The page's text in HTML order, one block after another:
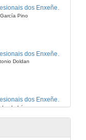
AETG Saidas profesionais dos Enxeñeiros de Telecomunicacions
Pino
Doldan
AETG Saidas profesionais dos Enxeñeiros de Telecomunicacions
López